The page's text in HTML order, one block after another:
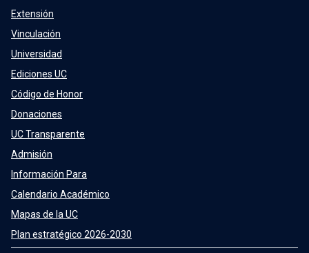
Extensión
Vinculación
Universidad
Ediciones UC
Código de Honor
Donaciones
UC Transparente
Admisión
Información Para
Calendario Académico
Mapas de la UC
Plan estratégico 2026-2030